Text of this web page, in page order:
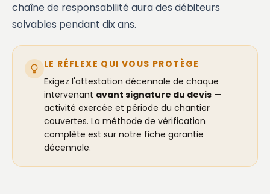
chaîne de responsabilité aura des débiteurs
solvables pendant dix ans.
LE RÉFLEXE QUI VOUS PROTÈGE
Exigez l'attestation décennale de chaque
intervenant avant signature du devis —
activité exercée et période du chantier
couvertes. La méthode de vérification
complète est sur notre fiche garantie
décennale.